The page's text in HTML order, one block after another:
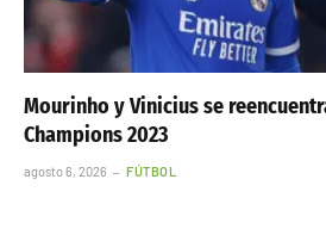
Mourinho y Vinicius se
Champions 2023
agosto 6, 2026 FÚTBOL